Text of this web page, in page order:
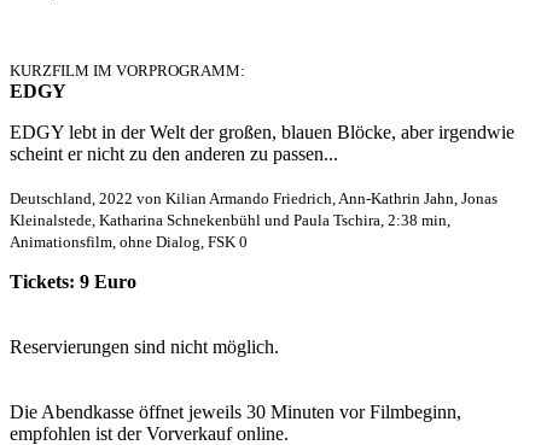
KURZFILM IM VORPROGRAMM:
EDGY
EDGY lebt in der Welt der großen, blauen Blöcke, aber irgendwie
scheint er nicht zu den anderen zu passen...
Deutschland, 2022 von Kilian Armando Friedrich, Ann-Kathrin Jahn, Jonas
Kleinalstede, Katharina Schnekenbühl und Paula Tschira, 2:38 min,
Animationsfilm, ohne Dialog, FSK 0
Tickets: 9 Euro
Reservierungen sind nicht möglich.
Die Abendkasse öffnet jeweils 30 Minuten vor Filmbeginn,
empfohlen ist der Vorverkauf online.